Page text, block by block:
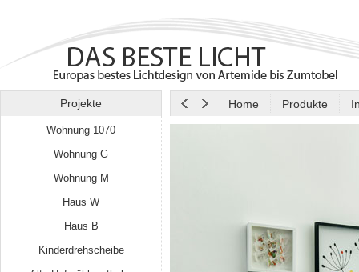
Projekte Home Produkte
Wohnung 1070
Wohnung G
Wohnung M
Haus W
Haus B
Kinderdrehscheibe